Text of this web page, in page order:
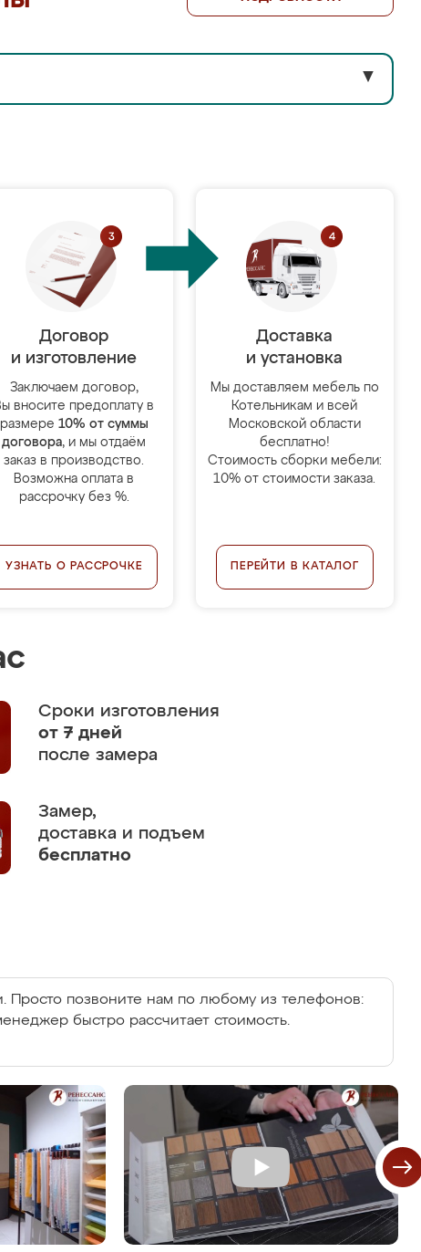
▼
Договор
и изготовление
Заключаем договор,
вносите предоплату в
размере 10% от суммы
договора, и мы отдаём
заказ в производство.
Возможна оплата в
рассрочку без %.
УЗНАТЬ О РАССРОЧКЕ
Доставка
и установка
Мы доставляем мебель по
Котельникам и всей
Московской области
бесплатно!
Стоимость сборки мебели:
10% от стоимости заказа.
ПЕРЕЙТИ В КАТАЛОГ
Сроки изготовления
от 7 дней
после замера
Замер,
доставка и подъем
бесплатно
Просто позвоните нам по любому из телефонов:
быстро рассчитает стоимость.